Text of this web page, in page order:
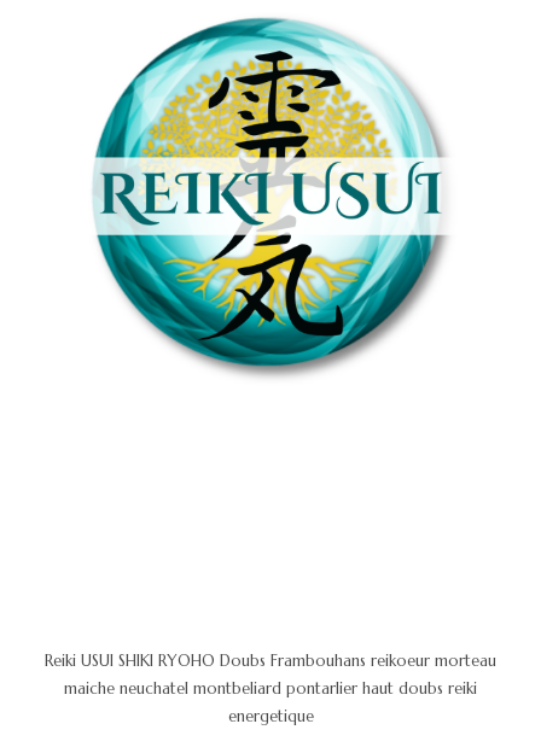
Reiki USUI SHIKI RYOHO Doubs Frambouhans reikoeur morteau
maiche neuchatel montbeliard pontarlier haut doubs reiki
energetique